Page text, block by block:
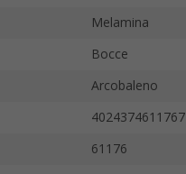
Melamina
Bocce
Arcobaleno
4024374611767
61176